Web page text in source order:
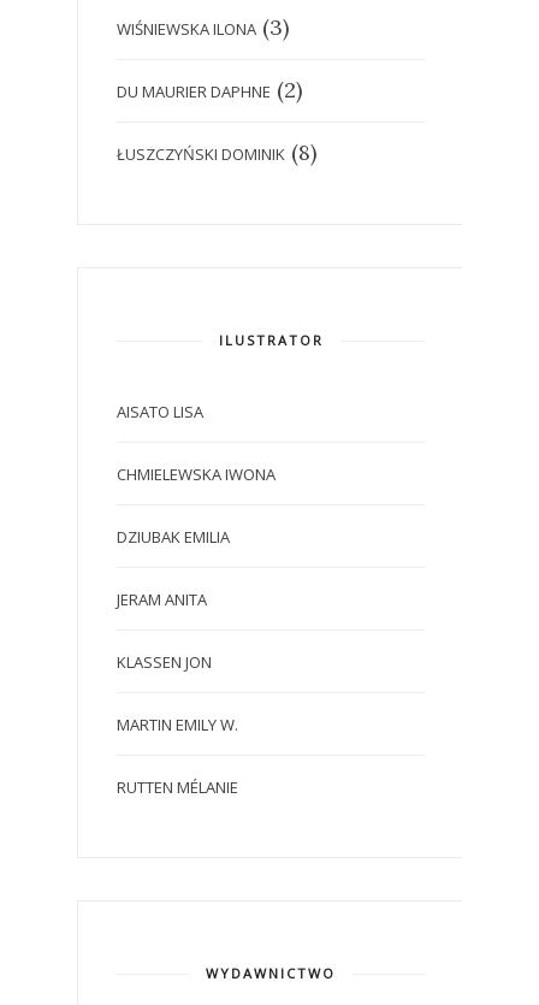
WIŚNIEWSKA ILONA (3)
DU MAURIER DAPHNE (2)
ŁUSZCZYŃSKI DOMINIK (8)
ILUSTRATOR
AISATO LISA
CHMIELEWSKA IWONA
DZIUBAK EMILIA
JERAM ANITA
KLASSEN JON
MARTIN EMILY W.
RUTTEN MÉLANIE
WYDAWNICTWO